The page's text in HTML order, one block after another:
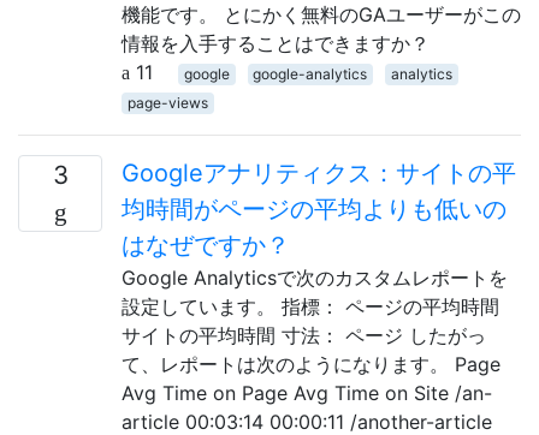
機能です。 とにかく無料のGAユーザーがこの
情報を入手することはできますか？
11
google google-analytics
analytics
page-views
3
Googleアナリティクス：サイトの平
均時間がページの平均よりも低いの
はなぜですか？
Google Analyticsで次のカスタムレポートを
設定しています。 指標： ページの平均時間
サイトの平均時間 寸法： ページ したがっ
て、レポートは次のようになります。 Page
Avg Time on Page Avg Time on Site /an-
article 00:03:14 00:00:11 /another-article